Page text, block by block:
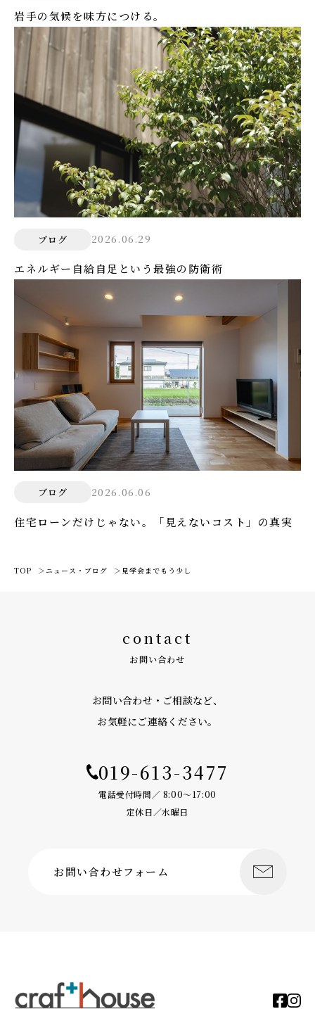
岩手の気候を味方につける。
ブログ 2026.06.29
エネルギー自給自足という最強の防衛術
ブログ 2026.06.06
住宅ローンだけじゃない。「見えないコスト」の真実
TOP ニュース・ブログ 見学会までもう少し
contact
お問い合わせ
お問い合わせ・ご相談など、
お気軽にご連絡ください。
019-613-3477
電話受付時間／ 8:00〜17:00
定休日／水曜日
お問い合わせフォーム